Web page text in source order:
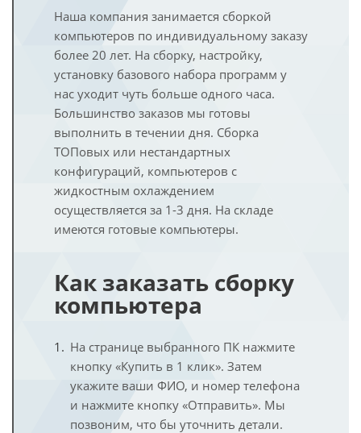
Наша компания занимается сборкой
компьютеров по индивидуальному заказу
более 20 лет. На сборку, настройку,
установку базового набора программ у
нас уходит чуть больше одного часа.
Большинство заказов мы готовы
выполнить в течении дня. Сборка
ТОПовых или нестандартных
конфигураций, компьютеров с
жидкостным охлаждением
осуществляется за 1-3 дня. На складе
имеются готовые компьютеры.
Как заказать сборку
компьютера
На странице выбранного ПК нажмите
кнопку «Купить в 1 клик». Затем
укажите ваши ФИО, и номер телефона
и нажмите кнопку «Отправить». Мы
позвоним, что бы уточнить детали.